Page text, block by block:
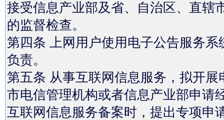
接受信息产业部及省、自治区、直辖
的监督检查。
第四条 上网用户使用电子公告服务
负责。
第五条 从事互联网信息服务，拟开
市电信管理机构或者信息产业部申请
互联网信息服务备案时，提出专项申